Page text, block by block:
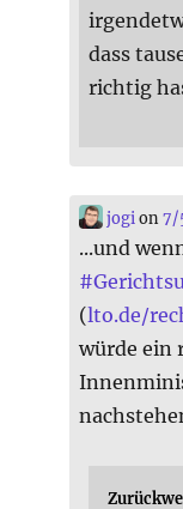
dass
richtig
jogi on7/
...und
#
(lto.de/
würde ein